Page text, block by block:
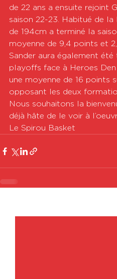
de 22 ans a ensuite rejoint
saison 22-23. Habitué de la
de 194cm a terminé la
moyenne de 9,4 points et
Sander aura également
playoffs face à Heroes
une moyenne de 16 points
opposant les deux
Nous souhaitons la
déjà hâte de le voir à
Le Spirou Basket